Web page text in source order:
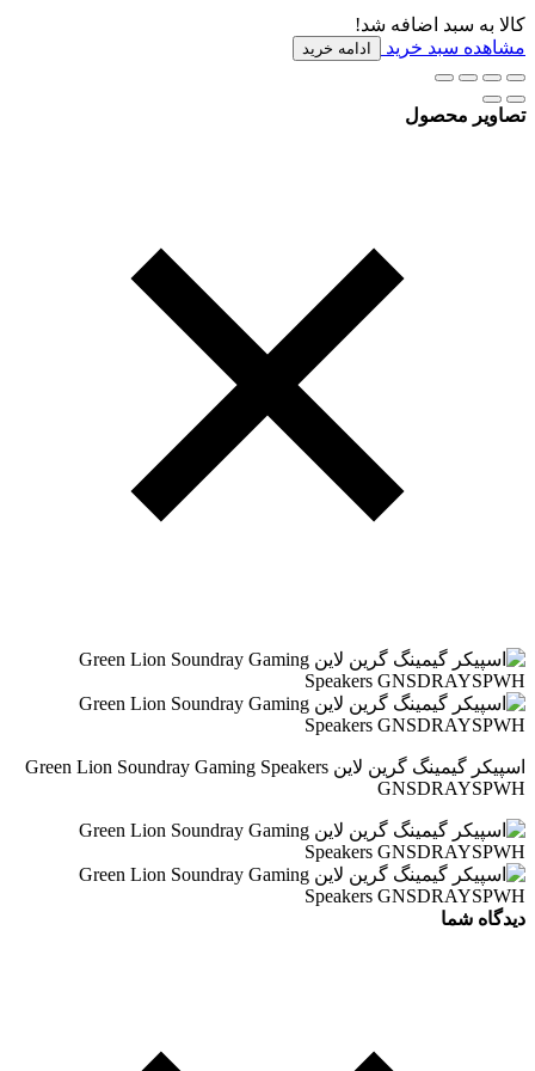
کالا به سبد اضافه شد!
مشاهده سبد خرید
ادامه خرید
تصاویر محصول
اسپیکر گیمینگ گرین لاین Green Lion Soundray Gaming Speakers
GNSDRAYSPWH
دیدگاه شما